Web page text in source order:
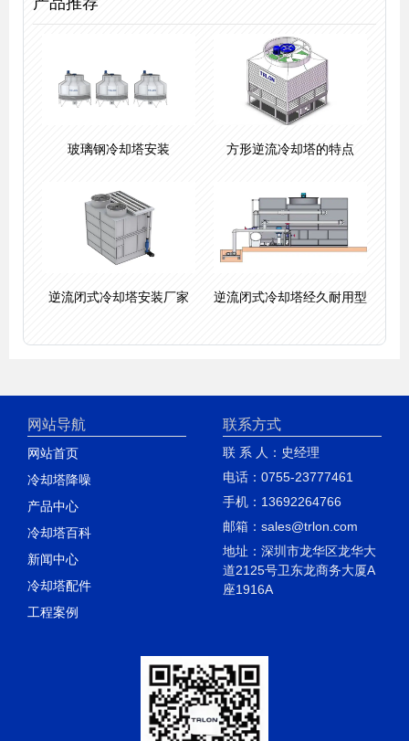
玻璃钢冷却塔安装 方形逆流冷却塔的特点
逆流闭式冷却塔安装厂家 逆流闭式冷却塔经久耐用型
网站导航
网站首页
冷却塔降噪
产品中心
冷却塔百科
新闻中心
冷却塔配件
工程案例
联系方式
联 系 人：史经理
电话：0755-23777461
手机：13692264766
邮箱：sales@trlon.com
地址：深圳市龙华区龙华大
道2125号卫东龙商务大厦A
座1916A